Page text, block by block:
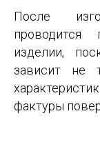
После
изделии,
зависит не
фактуры